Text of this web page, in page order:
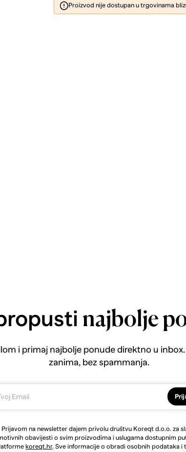
Proizvod nije dostupan u trgovinama
najbolje
i primaj najbolje ponude direktno u
zanima, bez spammanja.
Prijavom na newsletter dajem privolu društvu Koreqt d.o.o. za
obavijesti o svim proizvodima i uslugama dostupnim
koreqt.hr. Sve informacije o obradi osobnih podataka i